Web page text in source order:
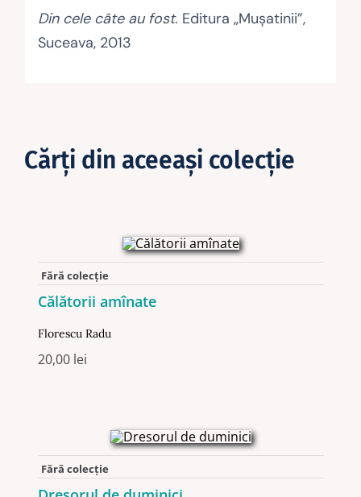
Din cele câte au fost. Editura „Mușatinii”,
Suceava, 2013
Cărţi din aceeaşi colecţie
Fără colecție
Călătorii amînate
Florescu Radu
20,00 lei
Fără colecție